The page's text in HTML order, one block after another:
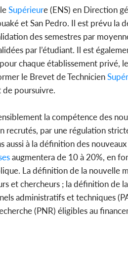
Supérieure (ENS) en Direction
et San Pedro. Il est prévu la
des semestres par
par l’étudiant. Il est
chaque établissement privé,
le Brevet de Technicien
de poursuivre.
la compétence des
par une régulation
aussi à la définition des
augmentera de 10 à 20%, en
La définition de la nouvelle
et chercheurs ; la définition de
administratifs et techniques
(PNR) éligibles au